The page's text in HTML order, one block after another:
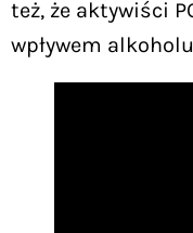
też, że aktywiści
wpływem